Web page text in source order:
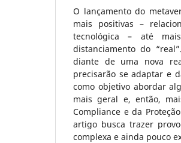
O lançamento do
mais positivas –
tecnológica – até
distanciamento do
diante de uma nova
precisarão se adaptar e
como objetivo abordar
mais geral e, então,
Compliance e da
artigo busca trazer
complexa e ainda pouco